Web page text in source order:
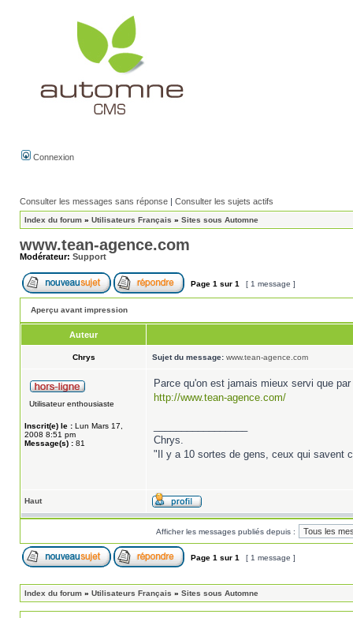
Connexion
Consulter les messages sans réponse | Consulter les sujets actifs
Index du forum » Utilisateurs Français » Sites sous Automne
www.tean-agence.com
Modérateur: Support
Page 1 sur 1 [ 1 message ]
Aperçu avant impression
Auteur
Chrys Sujet du message: www.tean-agence.com
Utilisateur enthousiaste
Inscrit(e) le : Lun Mars 17,
2008 8:51 pm
Message(s) : 81
Parce qu'on est jamais mieux servi que
http://www.tean-agence.com/
Chrys.
"Il y a 10 sortes de gens, ceux qui savent
Haut
Afficher les messages publiés depuis :
Page 1 sur 1 [ 1 message ]
Index du forum » Utilisateurs Français » Sites sous Automne